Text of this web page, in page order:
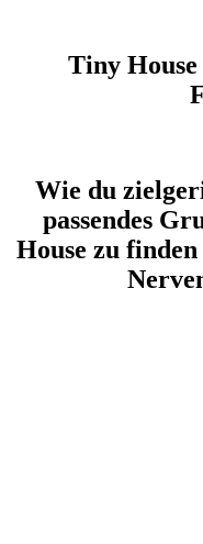
Tiny House
Wie du
passendes
House zu